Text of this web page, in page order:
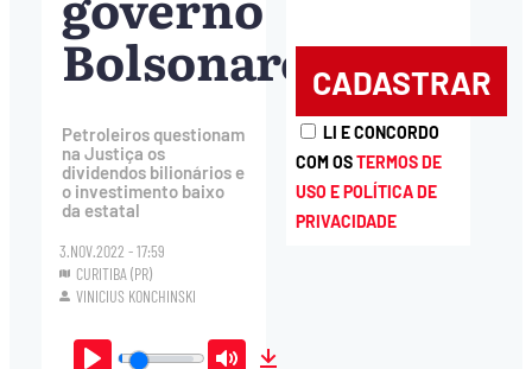
Bolsonaro
Petroleiros questionam
na Justiça os
dividendos bilionários e
o investimento baixo
da estatal
3.NOV.2022 - 17:59
CURITIBA (PR)
VINICIUS KONCHINSKI
LI E CONCORDO
COM OSTERMOS DE
USO E POLÍTICA DE
PRIVACIDADE